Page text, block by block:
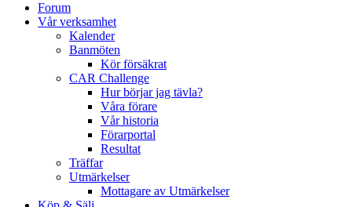
Forum
Vår verksamhet
Kalender
Banmöten
Kör försäkrat
CAR Challenge
Hur börjar jag tävla?
Våra förare
Vår historia
Förarportal
Resultat
Träffar
Utmärkelser
Mottagare av Utmärkelser